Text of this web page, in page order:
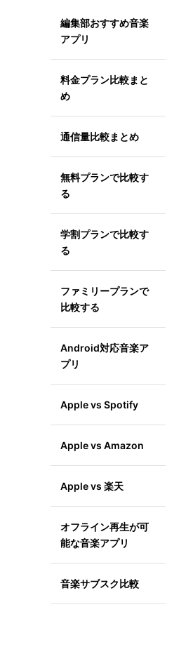
編集部おすすめ音楽
アプリ
料金プラン比較まと
め
通信量比較まとめ
無料プランで比較す
る
学割プランで比較す
る
ファミリープランで
比較する
Android対応音楽ア
プリ
Apple vs Spotify
Apple vs Amazon
Apple vs 楽天
オフライン再生が可
能な音楽アプリ
音楽サブスク比較